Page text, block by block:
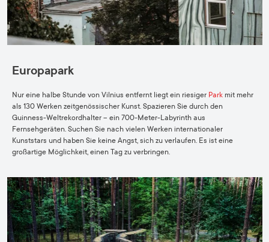
Europapark
Nur eine halbe Stunde von Vilnius entfernt liegt ein riesiger Park mit mehr
als 130 Werken zeitgenössischer Kunst. Spazieren Sie durch den
Guinness-Weltrekordhalter – ein 700-Meter-Labyrinth aus
Fernsehgeräten. Suchen Sie nach vielen Werken internationaler
Kunststars und haben Sie keine Angst, sich zu verlaufen. Es ist eine
großartige Möglichkeit, einen Tag zu verbringen.